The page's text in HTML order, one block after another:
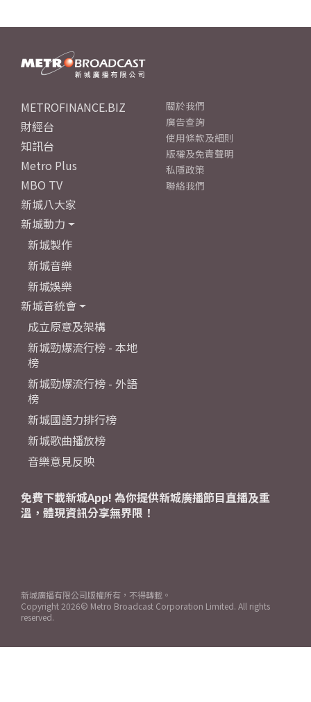
METROFINANCE.BIZ
財經台
知訊台
Metro Plus
MBO TV
新城八大家
新城動力
新城製作
新城音樂
新城娛樂
新城音統會
成立原意及架構
新城勁爆流行榜 - 本地
榜
新城勁爆流行榜 - 外語
榜
新城國語力排行榜
新城歌曲播放榜
音樂意見反映
關於我們
廣告查詢
使用條款及細則
版權及免責聲明
私隱政策
聯絡我們
免費下載新城App! 為你提供新城廣播節目直播及重
溫，體現資訊分享無界限！
新城廣播有限公司版權所有，不得轉載。
Copyright 2026© Metro Broadcast Corporation Limited. All rights
reserved.